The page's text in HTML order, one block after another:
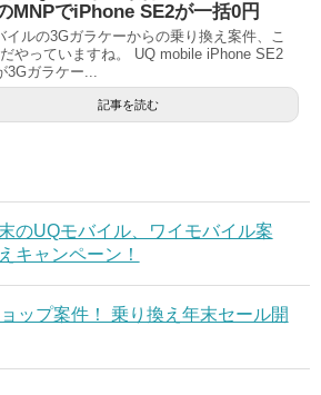
MNPでiPhone SE2が一括0円
イルの3Gガラケーからの乗り換え案件、こ
やっていますね。 UQ mobile iPhone SE2
3Gガラケー...
記事を読む
のUQモバイル、ワイモバイル案
キャンペーン！
ップ案件！ 乗り換え年末セール開